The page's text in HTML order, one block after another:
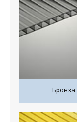
Бронза